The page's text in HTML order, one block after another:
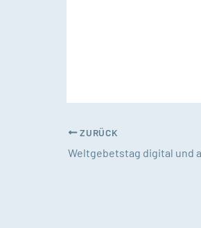
ZURÜCK
Weltgebetstag digital und